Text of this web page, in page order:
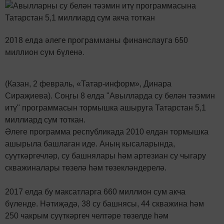
2018 елда әлеге программаны финанслауга 650
миллион сум бүленә.
(Казан, 2 февраль, «Татар-информ», Динара
Сираҗиева). Соңгы 8 елда "Авылларда су белән тәэмин
итү" программасын тормышка ашыруга Татарстан 5,1
миллиард сум тоткан.
Әлеге программа республикада 2010 елдан тормышка
ашырыла башлаган иде. Аның кысаларында,
суүткәргечләр, су башнялары һәм артезиан су чыгару
скважиналары төзелә һәм төзекләндерелә.
2017 елда бу максатларга 660 миллион сум акча
бүленде. Нәтиҗәдә, 38 су башнясы, 44 скважина һәм
250 чакрым суүткәргеч челтәре төзелде һәм